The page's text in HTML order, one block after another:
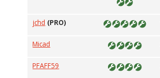
jchd (PRO)
Micad
PFAFF59